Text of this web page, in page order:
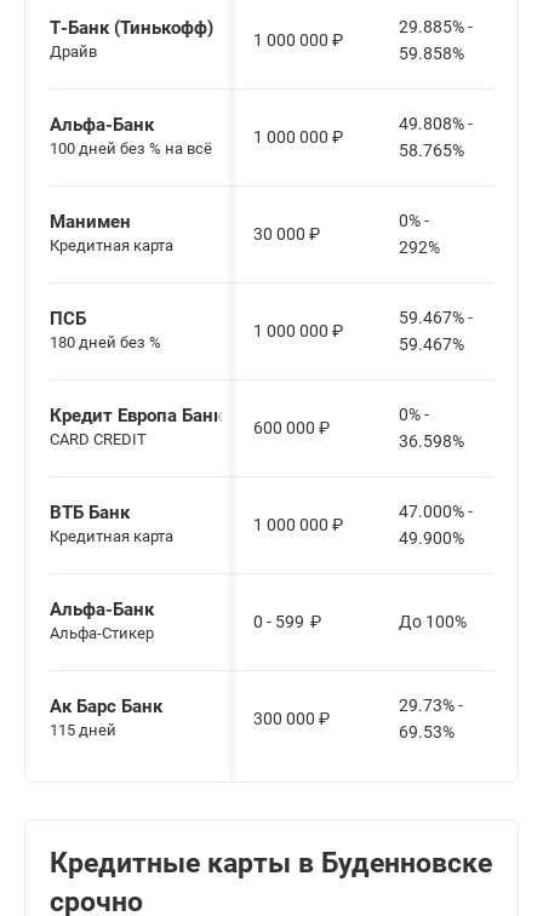
Т-Банк (Тинькофф)
Драйв
1 000 000 ₽
29.885% -
59.858%
Альфа-Банк
100 дней без % на всё
1 000 000 ₽
49.808% -
58.765%
Манимен
Кредитная карта
30 000 ₽
0% -
292%
ПСБ
180 дней без %
1 000 000 ₽
59.467% -
59.467%
Кредит Европа Банк
CARD CREDIT
600 000 ₽
0% -
36.598%
ВТБ Банк
Кредитная карта
1 000 000 ₽
47.000% -
49.900%
Альфа-Банк
Альфа-Стикер
0 - 599 ₽ До 100%
Ак Барс Банк
115 дней
300 000 ₽
29.73% -
69.53%
Кредитные карты в Буденновске
срочно